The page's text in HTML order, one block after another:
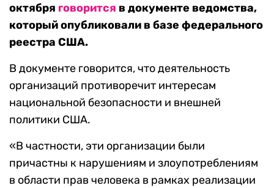
октября говорится в документе ведомства,
который опубликовали в базе федерального
реестра США.
В документе говорится, что деятельность
организаций противоречит интересам
национальной безопасности и внешней
политики США.
«В частности, эти организации были
причастны к нарушениям и злоупотреблениям
в области прав человека в рамках реализации